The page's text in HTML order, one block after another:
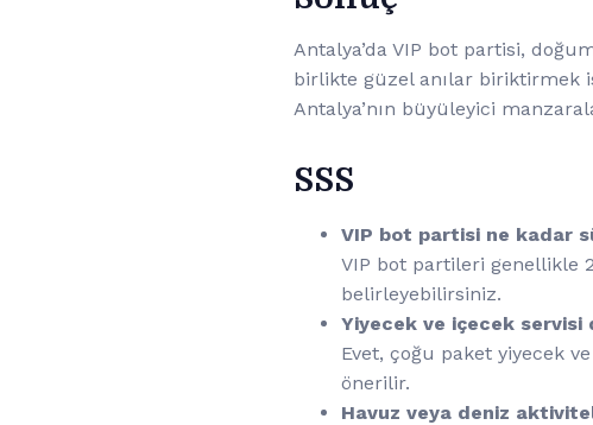
Antalya’da VIP bot partisi,
birlikte güzel anılar biriktirmek
Antalya’nın büyüleyici
SSS
VIP bot partisi ne kadar
VIP bot partileri genellikle
belirleyebilirsiniz.
Yiyecek ve içecek servisi
Evet, çoğu paket yiyecek
önerilir.
Havuz veya deniz